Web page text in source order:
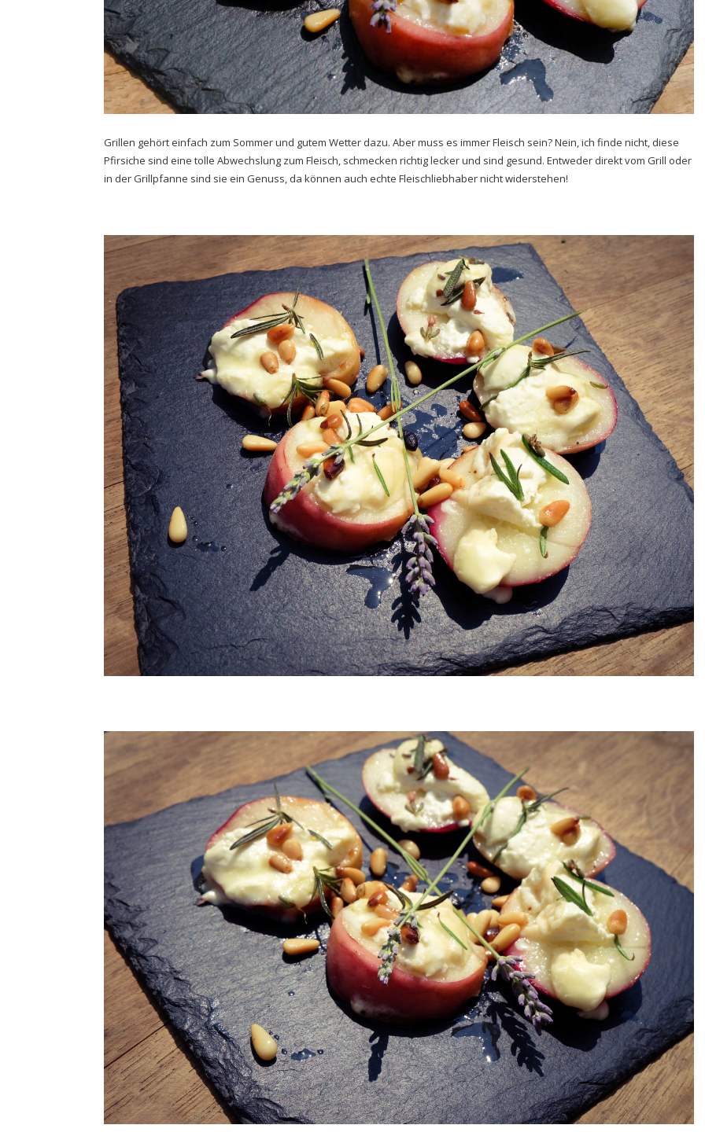
Grillen gehört einfach zum Sommer und gutem Wetter dazu. Aber muss es immer Fleisch sein? Nein, ich finde nicht, diese
Pfirsiche sind eine tolle Abwechslung zum Fleisch, schmecken richtig lecker und sind gesund. Entweder direkt vom Grill oder
in der Grillpfanne sind sie ein Genuss, da können auch echte Fleischliebhaber nicht widerstehen!